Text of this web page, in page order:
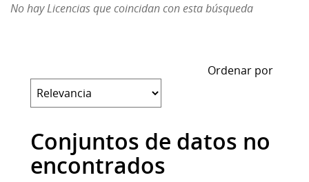
No hay Licencias que coincidan con esta búsqueda
Ordenar por
Conjuntos de datos no
encontrados